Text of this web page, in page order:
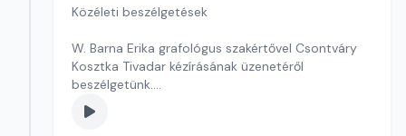
Közéleti beszélgetések
W. Barna Erika grafológus szakértővel Csontváry
Kosztka Tivadar kézírásának üzenetéről
beszélgetünk.
Szerkesztő: Sallai Éva